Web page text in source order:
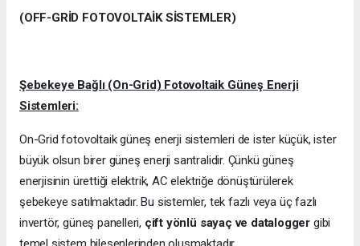
(OFF-GRİD FOTOVOLTAİK SİSTEMLER)
Şebekeye Bağlı (On-Grid) Fotovoltaik Güneş Enerji
Sistemleri:
On-Grid fotovoltaik güneş enerji sistemleri de ister küçük, ister
büyük olsun birer güneş enerji santralidir. Çünkü güneş
enerjisinin ürettiği elektrik, AC elektriğe dönüştürülerek
şebekeye satılmaktadır. Bu sistemler, tek fazlı veya üç fazlı
invertör, güneş panelleri, çift yönlü sayaç ve datalogger gibi